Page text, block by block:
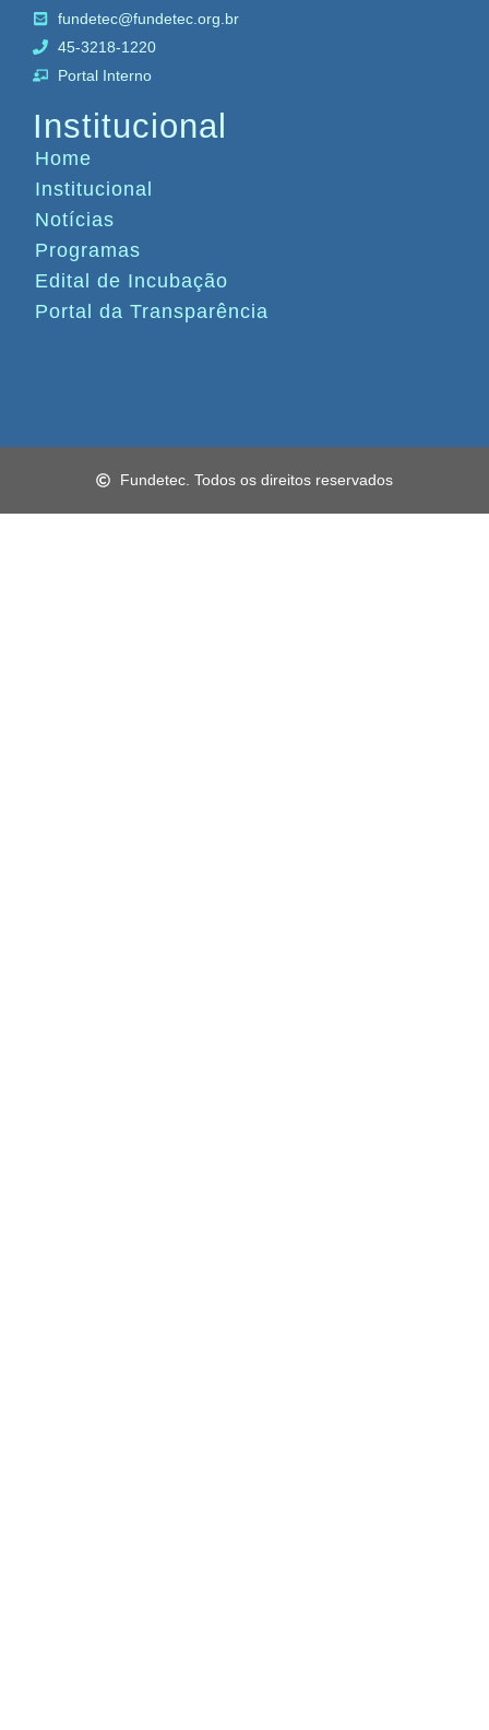
fundetec@fundetec.org.br
45-3218-1220
Portal Interno
Institucional
Home
Institucional
Notícias
Programas
Edital de Incubação
Portal da Transparência
Fundetec. Todos os direitos reservados